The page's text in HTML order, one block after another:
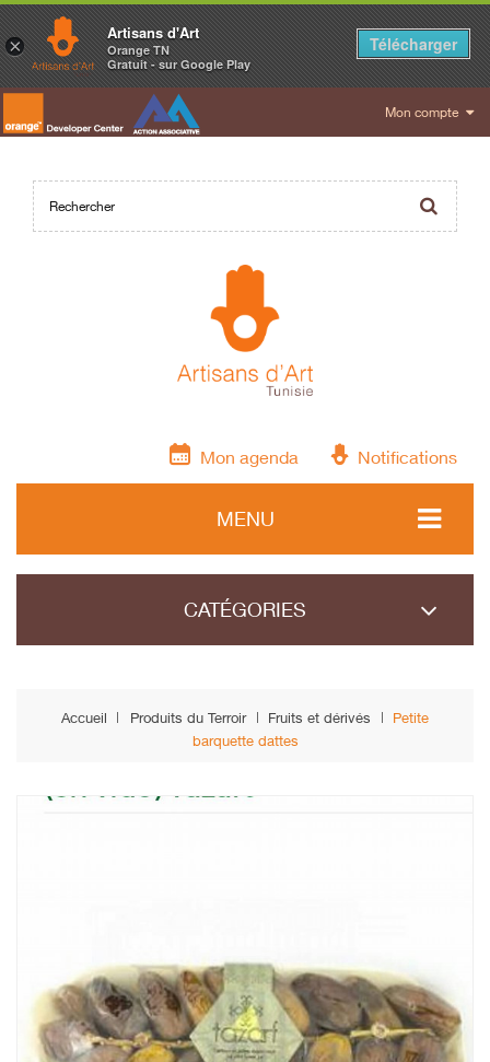
Mon compte
Mon agenda Notifications
MENU
CATÉGORIES
Accueil Produits du Terroir Fruits et dérivés
Petite
barquette dattes
×
Artisans d'Art
Orange TN
Gratuit - sur Google Play
Télécharger